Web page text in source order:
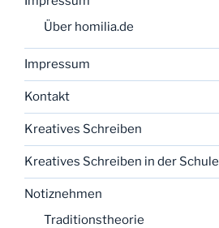
Über homilia.de
Impressum
Kontakt
Kreatives Schreiben
Kreatives Schreiben in der Schule
Notiznehmen
Traditionstheorie